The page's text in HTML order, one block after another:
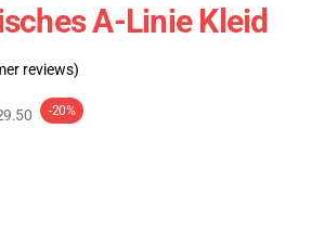
A-Linie Kleid
reviews)
-20%